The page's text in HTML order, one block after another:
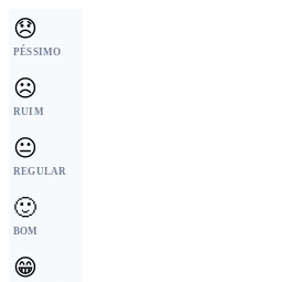
😞
PÉSSIMO
☹️
RUIM
😐
REGULAR
🙂
BOM
😁